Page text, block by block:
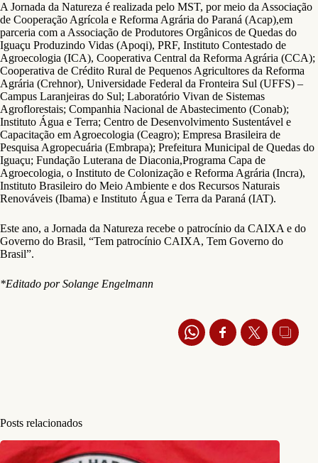
A Jornada da Natureza é realizada pelo MST, por meio da Associação
de Cooperação Agrícola e Reforma Agrária do Paraná (Acap),em
parceria com a Associação de Produtores Orgânicos de Quedas do
Iguaçu Produzindo Vidas (Apoqi), PRF, Instituto Contestado de
Agroecologia (ICA), Cooperativa Central da Reforma Agrária (CCA);
Cooperativa de Crédito Rural de Pequenos Agricultores da Reforma
Agrária (Crehnor), Universidade Federal da Fronteira Sul (UFFS) –
Campus Laranjeiras do Sul; Laboratório Vivan de Sistemas
Agroflorestais; Companhia Nacional de Abastecimento (Conab);
Instituto Água e Terra; Centro de Desenvolvimento Sustentável e
Capacitação em Agroecologia (Ceagro); Empresa Brasileira de
Pesquisa Agropecuária (Embrapa); Prefeitura Municipal de Quedas do
Iguaçu; Fundação Luterana de Diaconia,Programa Capa de
Agroecologia, o Instituto de Colonização e Reforma Agrária (Incra),
Instituto Brasileiro do Meio Ambiente e dos Recursos Naturais
Renováveis (Ibama) e Instituto Água e Terra da Paraná (IAT).
Este ano, a Jornada da Natureza recebe o patrocínio da CAIXA e do
Governo do Brasil, “Tem patrocínio CAIXA, Tem Governo do
Brasil”.
*Editado por Solange Engelmann
Posts relacionados